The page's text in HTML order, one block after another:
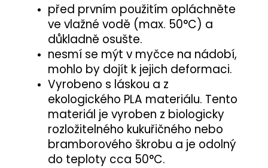
před prvním použitím opláchněte
ve vlažné vodě (max. 50°C) a
důkladně osušte.
nesmí se mýt v myčce na nádobí,
mohlo by dojít k jejich deformaci.
Vyrobeno s láskou a z
ekologického PLA materiálu. Tento
materiál je vyroben z biologicky
rozložitelného kukuřičného nebo
bramborového škrobu a je odolný
do teploty cca 50°C.